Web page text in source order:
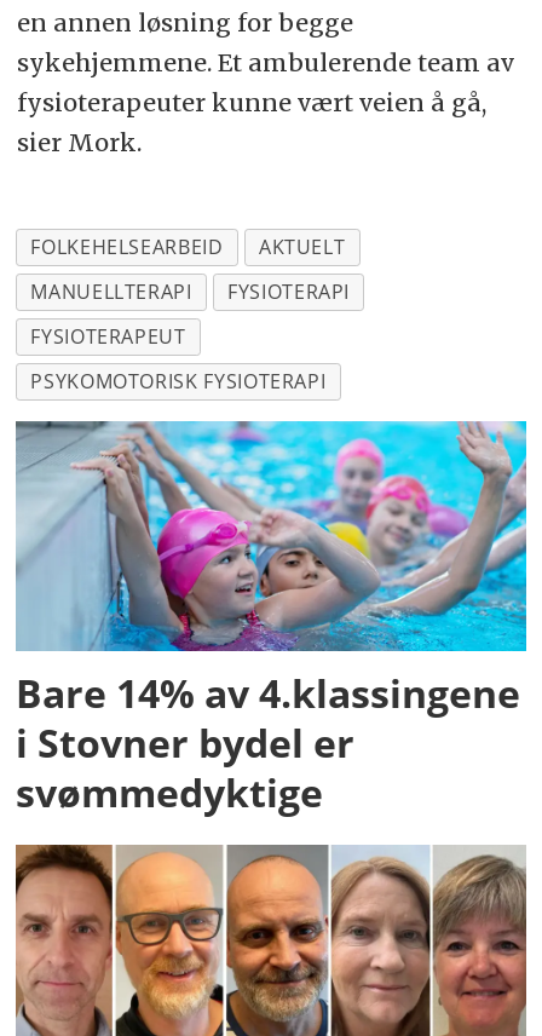
en annen løsning for begge
sykehjemmene. Et ambulerende team av
fysioterapeuter kunne vært veien å gå,
sier Mork.
FOLKEHELSEARBEID
AKTUELT
MANUELLTERAPI
FYSIOTERAPI
FYSIOTERAPEUT
PSYKOMOTORISK FYSIOTERAPI
Bare 14% av 4.klassingene
i Stovner bydel er
svømmedyktige